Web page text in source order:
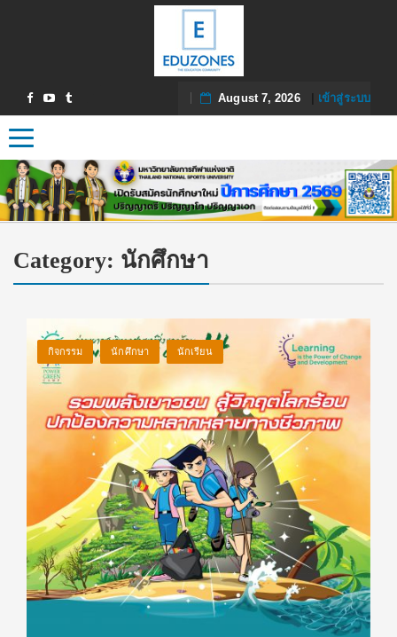
August 7, 2026| เข้าสู่ระบบ
Toggle navigation
Category: นักศึกษา
กิจกรรม นักศึกษา นักเรียน